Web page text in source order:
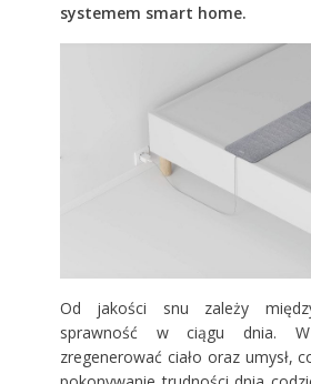
systemem smart home.
Od jakości snu zależy
sprawność w ciągu dnia.
zregenerować ciało oraz umysł,